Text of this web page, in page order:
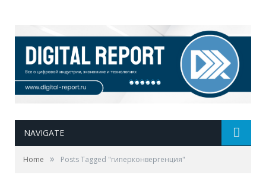
NAVIGATE
Home » Posts Tagged "гиперконвергенция"